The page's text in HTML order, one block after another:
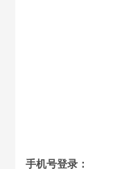
手机号登录：